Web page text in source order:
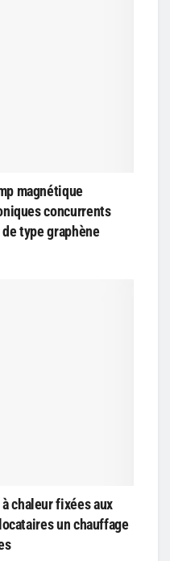
magnétique
concurrents
type graphène
chaleur fixées aux
un chauffage